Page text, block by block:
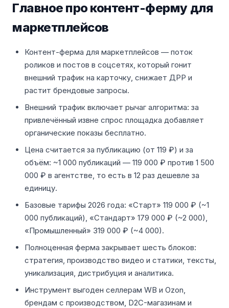
Главное про контент-ферму для
маркетплейсов
Контент-ферма для маркетплейсов — поток
роликов и постов в соцсетях, который гонит
внешний трафик на карточку, снижает ДРР и
растит брендовые запросы.
Внешний трафик включает рычаг алгоритма: за
привлечённый извне спрос площадка добавляет
органические показы бесплатно.
Цена считается за публикацию (от 119 ₽) и за
объём: ~1 000 публикаций — 119 000 ₽ против 1 500
000 ₽ в агентстве, то есть в 12 раз дешевле за
единицу.
Базовые тарифы 2026 года: «Старт» 119 000 ₽ (~1
000 публикаций), «Стандарт» 179 000 ₽ (~2 000),
«Промышленный» 319 000 ₽ (~4 000).
Полноценная ферма закрывает шесть блоков:
стратегия, производство видео и статики, тексты,
уникализация, дистрибуция и аналитика.
Инструмент выгоден селлерам WB и Ozon,
брендам с производством, D2C-магазинам и